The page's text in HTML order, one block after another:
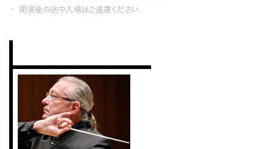
開演後の途中入場はご遠慮ください